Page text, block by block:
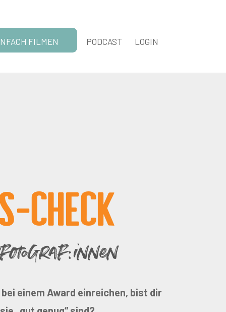
FILMEN PODCAST LOGIN
Check
einem Award einreichen, bist dir